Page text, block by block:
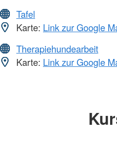
Tafel
Karte: Link zur Google
Therapiehundearbeit
Karte: Link zur Google